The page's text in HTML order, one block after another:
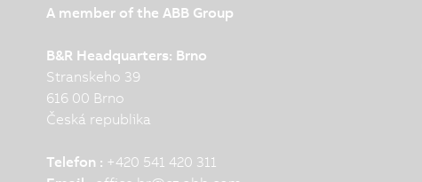
A member of the ABB Group
B&R Headquarters: Brno
Stranskeho 39
616 00 Brno
Česká republika
Telefon : +420 541 420 311